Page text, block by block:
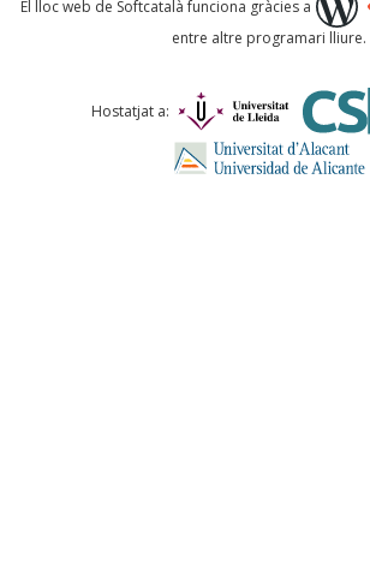
Comentari *
El lloc web de Softcatalà funciona gràcies a
entre altre programari lliure.
Hostatjat a: